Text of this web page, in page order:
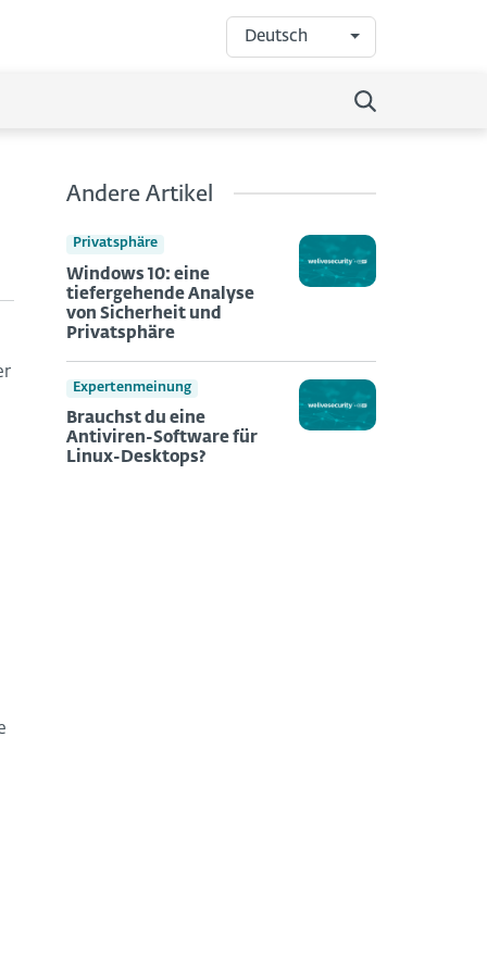
Deutsch
Andere Artikel
Privatsphäre
Windows 10: eine
tiefergehende Analyse
von Sicherheit und
Privatsphäre
Expertenmeinung
Brauchst du eine
Antiviren-Software für
Linux-Desktops?